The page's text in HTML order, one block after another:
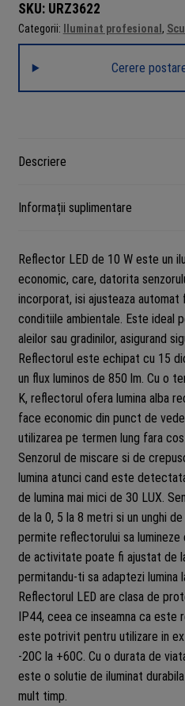
de
mișcare
6500K
alb
lm,
0.58m,
120,
ore,
220240V,
URZ3622
SKU: URZ3622
Categorii: Iluminat profesional ,
Cerere
Descriere
Informații suplimentare
Reflector LED de 10 W este un
economic, care, datorita
incorporat, isi ajusteaza
conditiile ambientale. Este ideal
aleilor sau gradinilor, asigurand
Reflectorul este echipat cu 15
un flux luminos de 850 lm. Cu o
K, reflectorul ofera lumina alba
face economic din punct de
utilizarea pe termen lung fara
Senzorul de miscare si de
lumina atunci cand este
de lumina mai mici de 30 LUX.
de la 0, 5 la 8 metri si un unghi
permite reflectorului sa lumineze
de activitate poate fi ajustat de
permitandu-ti sa adaptezi lumina
Reflectorul LED are clasa de
IP44, ceea ce inseamna ca
este potrivit pentru utilizare in
-20C la +60C. Cu o durata de
este o solutie de iluminat
mult timp.